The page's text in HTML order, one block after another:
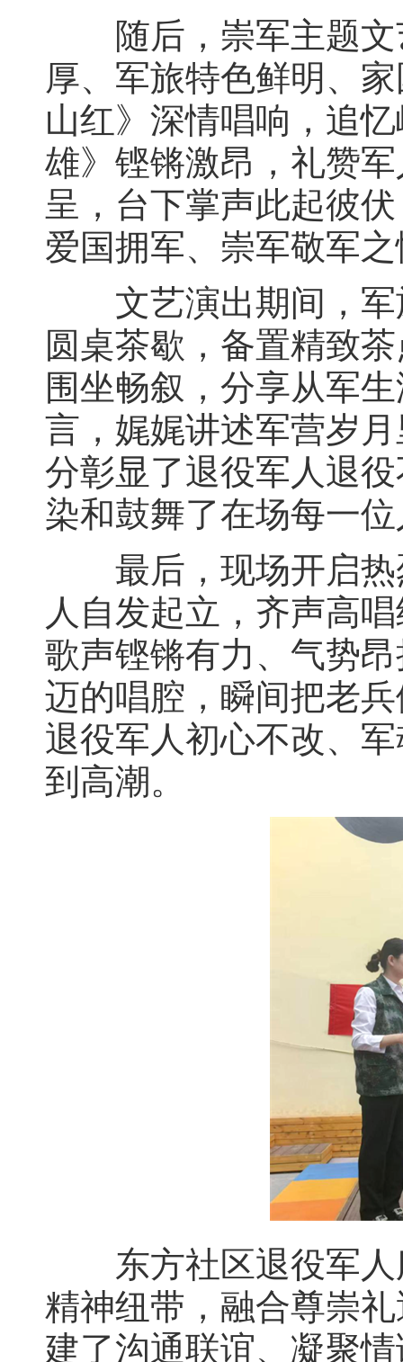
随后，崇军主题文
厚、军旅特色鲜明、
山红》深情唱响，追
雄》铿锵激昂，礼赞
呈，台下掌声此起彼
爱国拥军、崇军敬军
文艺演出期间，军
圆桌茶歇，备置精致
围坐畅叙，分享从军
言，娓娓讲述军营岁
分彰显了退役军人退
染和鼓舞了在场每一
最后，现场开启热
人自发起立，齐声高
歌声铿锵有力、气势
迈的唱腔，瞬间把老
退役军人初心不改、
到高潮。
东方社区退役军人
精神纽带，融合尊崇
建了沟通联谊、凝聚